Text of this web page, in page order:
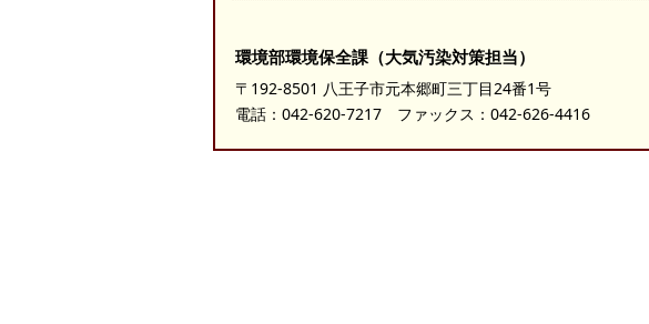
環境部環境保全課（大気汚染対策担当）
〒192-8501 八王子市元本郷町三丁目24番1号
電話： 042-620-7217 ファックス：042-626-4416